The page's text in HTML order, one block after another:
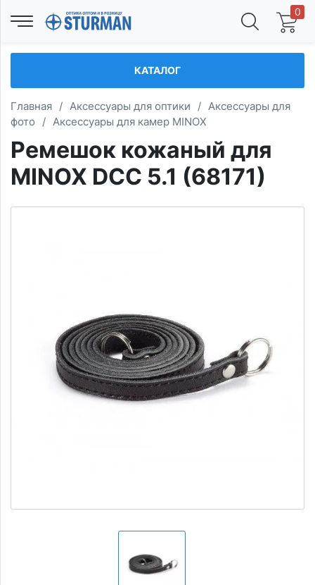
0
КАТАЛОГ
Главная / Аксессуары для оптики / Аксессуары для
фото
/ Аксессуары для камер MINOX
Ремешок кожаный для
МINOX DСС 5.1 (68171)